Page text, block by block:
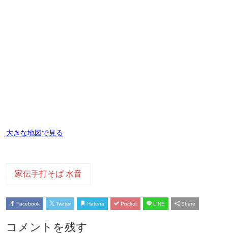
大きな地図で見る
家伝手打そば 水音
Facebook Twitter Hatena Pocket LINE Share
コメントを残す